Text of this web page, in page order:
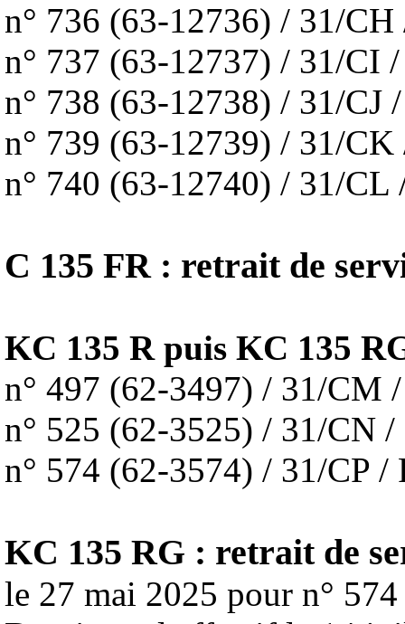
n° 736 (63-12736) / 31/
n° 737 (63-12737) / 31/CI
n° 738 (63-12738) / 31/CJ
n° 739 (63-12739) / 31/
n° 740 (63-12740) / 31/
C 135 FR : retrait de
KC 135 R puis KC 135
n° 497 (62-3497) / 31/CM
n° 525 (62-3525) / 31/CN
n° 574 (62-3574) / 31/CP /
KC 135 RG : retrait de
le 27 mai 2025 pour n°